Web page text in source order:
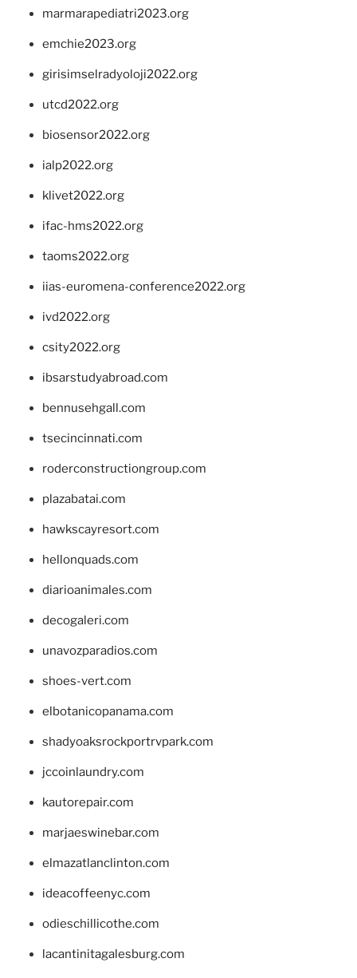
marmarapediatri2023.org
emchie2023.org
girisimselradyoloji2022.org
utcd2022.org
biosensor2022.org
ialp2022.org
klivet2022.org
ifac-hms2022.org
taoms2022.org
iias-euromena-conference2022.org
ivd2022.org
csity2022.org
ibsarstudyabroad.com
bennusehgall.com
tsecincinnati.com
roderconstructiongroup.com
plazabatai.com
hawkscayresort.com
hellonquads.com
diarioanimales.com
decogaleri.com
unavozparadios.com
shoes-vert.com
elbotanicopanama.com
shadyoaksrockportrvpark.com
jccoinlaundry.com
kautorepair.com
marjaeswinebar.com
elmazatlanclinton.com
ideacoffeenyc.com
odieschillicothe.com
lacantinitagalesburg.com